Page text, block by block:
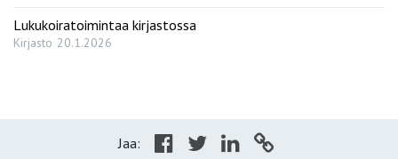
Lukukoiratoimintaa kirjastossa
Kirjasto 20.1.2026
Jaa: